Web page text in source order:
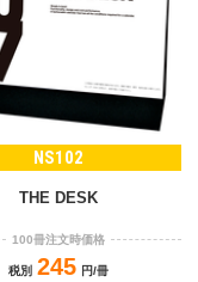
NS102
THE DESK
100冊注文時価格
税別 245 円/冊